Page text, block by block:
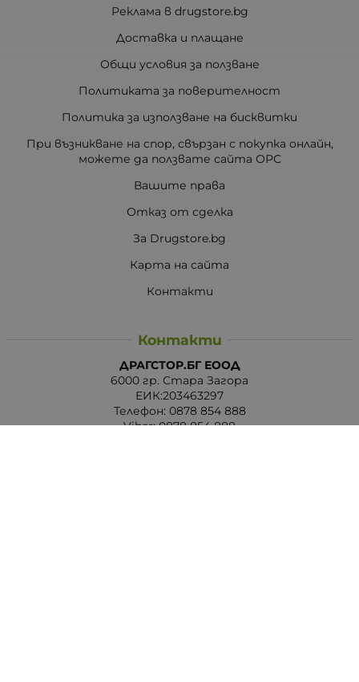
Реклама в drugstore.bg
Доставка и плащане
Общи условия за ползване
Политиката за поверителност
Политика за използване на бисквитки
При възникване на спор, свързан с покупка онлайн,
можете да ползвате сайта ОРС
Вашите права
Отказ от сделка
За Drugstore.bg
Карта на сайта
Контакти
Контакти
ДРАГСТОР.БГ ЕООД
6000 гр. Стара Загора
ЕИК:203463297
Телефон: 0878 854 888
Viber:0878 854 888